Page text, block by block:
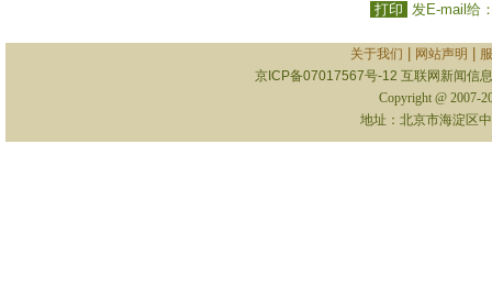
打印 发E-mail给
关于我们 网站声明
京ICP备07017567号-12 互联网新闻信
Copyright @ 2007-
地址：北京市海淀区